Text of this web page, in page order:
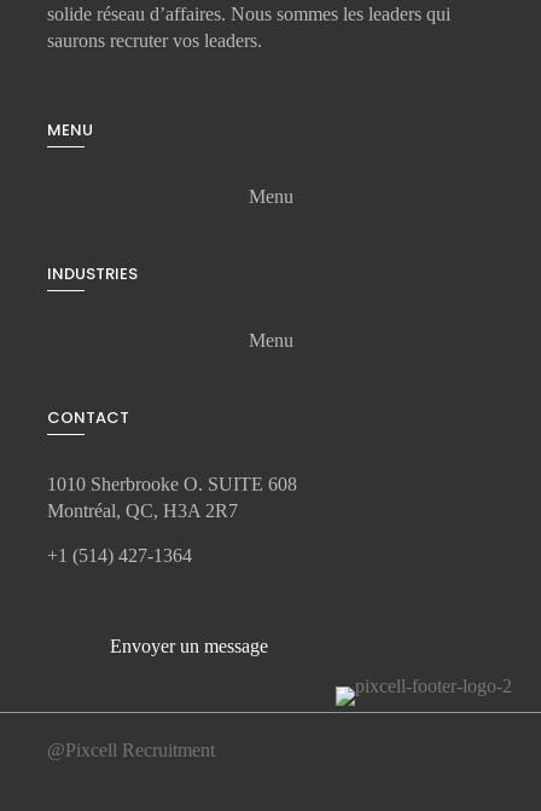
solide réseau d’affaires. Nous sommes les leaders qui
saurons recruter vos leaders.
MENU
Menu
INDUSTRIES
Menu
CONTACT
1010 Sherbrooke O. SUITE 608
Montréal, QC, H3A 2R7
+1 (514) 427-1364
Envoyer un message
@Pixcell Recruitment